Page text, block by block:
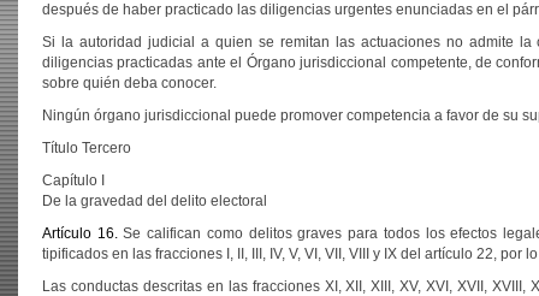
después de haber practicado las diligencias urgentes enunciadas en el
Si la autoridad judicial a quien se remitan las actuaciones no admite
diligencias practicadas ante el Órgano jurisdiccional competente, de
sobre quién deba conocer.
Ningún órgano jurisdiccional puede promover competencia a favor de su
Título Tercero
Capítulo I
De la gravedad del delito electoral
Artículo 16.Se califican como delitos graves para todos los efectos
tipificados en las fracciones I, II, III, IV, V, VI, VII, VIII y IX del artículo 22,
Las conductas descritas en las fracciones XI, XII, XIII, XV, XVI, XVII,